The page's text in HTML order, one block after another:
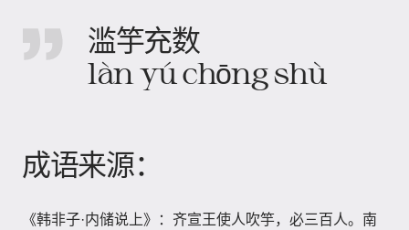
滥竽充数
làn yú chōng shù
成语来源：
《韩非子·内储说上》：齐宣王使人吹竽，必三百人。南